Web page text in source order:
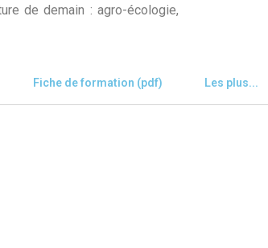
de demain : agro-écologie,
Fiche de formation (pdf) Les plus...